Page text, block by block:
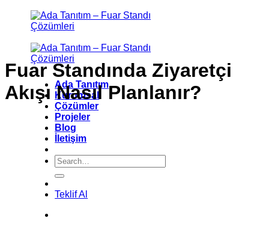
İçeriğe
Ada Tanıtım
Kurumsal
Çözümler
Projeler
Blog
İletişim
Teklif Al
Fuar Standında Ziyaretçi
Akışı Nasıl Planlanır?